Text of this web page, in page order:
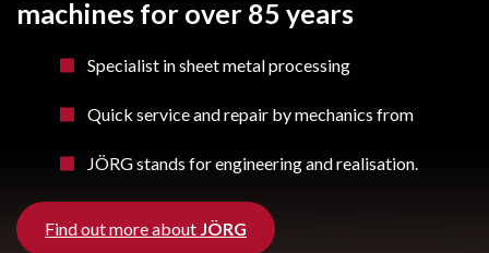
machines for over 85 years
Specialist in sheet metal processing
Quick service and repair by mechanics from
JÖRG stands for engineering and realisation.
Find out more about JÖRG